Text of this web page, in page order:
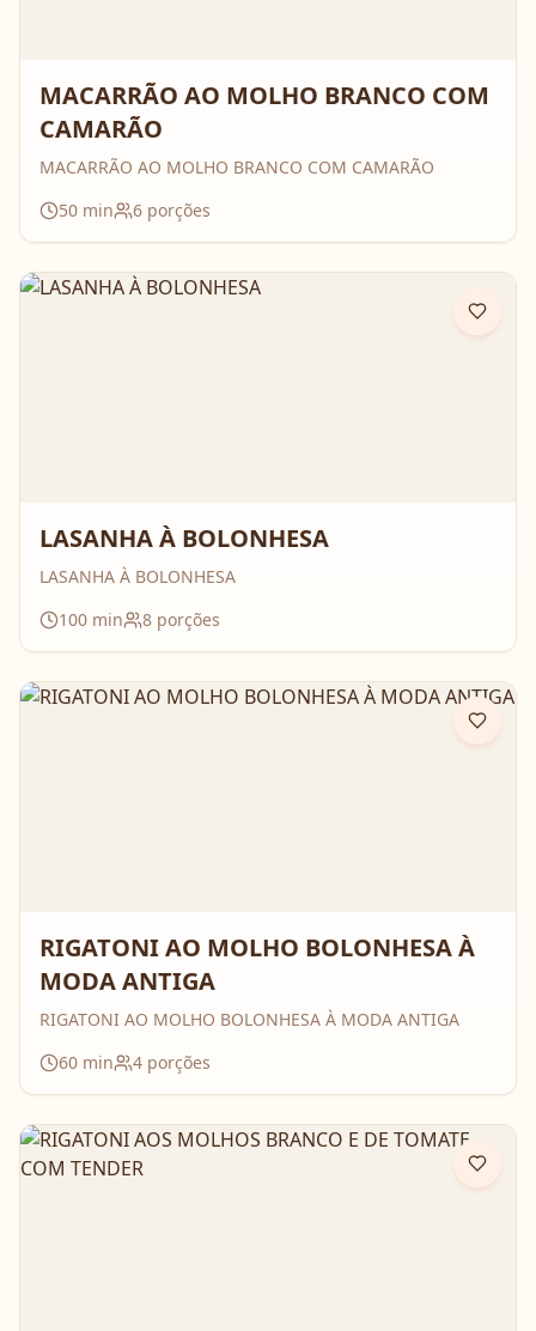
MACARRÃO AO MOLHO BRANCO COM
CAMARÃO
MACARRÃO AO MOLHO BRANCO COM CAMARÃO
50 min 6 porções
LASANHA À BOLONHESA
LASANHA À BOLONHESA
100 min 8 porções
RIGATONI AO MOLHO BOLONHESA À
MODA ANTIGA
RIGATONI AO MOLHO BOLONHESA À MODA ANTIGA
60 min 4 porções